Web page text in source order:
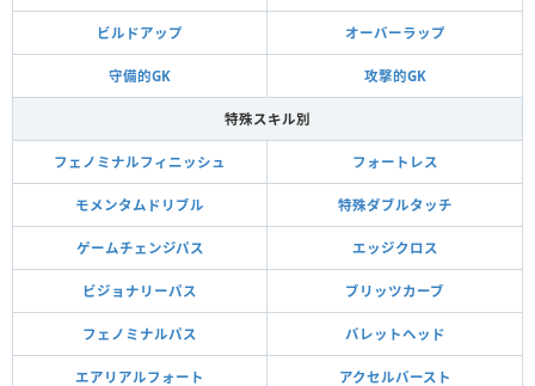
ビルドアップ オーバーラップ
守備的GK 攻撃的GK
特殊スキル別
フェノミナルフィニッシュ フォートレス
モメンタムドリブル 特殊ダブルタッチ
ゲームチェンジパス エッジクロス
ビジョナリーパス ブリッツカーブ
フェノミナルパス バレットヘッド
エアリアルフォート アクセルバースト